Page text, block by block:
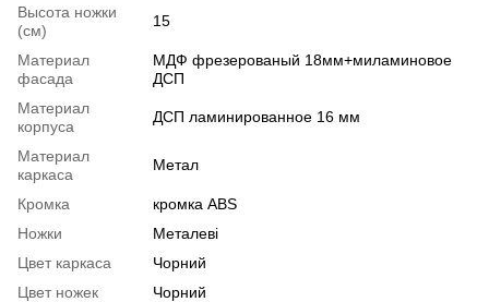
Высота ножки
(см)
15
Материал
фасада
МДФ фрезерованый 18мм+миламиновое
ДСП
Материал
корпуса
ДСП ламинированное 16 мм
Материал
каркаса
Метал
Кромка
кромка ABS
Ножки
Металеві
Цвет каркаса
Чорний
Цвет ножек
Чорний